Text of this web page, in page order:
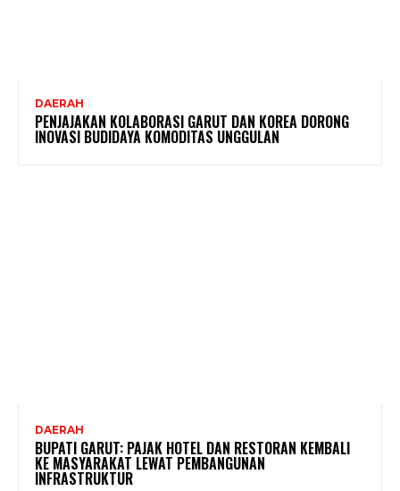
DAERAH
PENJAJAKAN KOLABORASI GARUT DAN KOREA DORONG
INOVASI BUDIDAYA KOMODITAS UNGGULAN
DAERAH
BUPATI GARUT: PAJAK HOTEL DAN RESTORAN KEMBALI
KE MASYARAKAT LEWAT PEMBANGUNAN
INFRASTRUKTUR